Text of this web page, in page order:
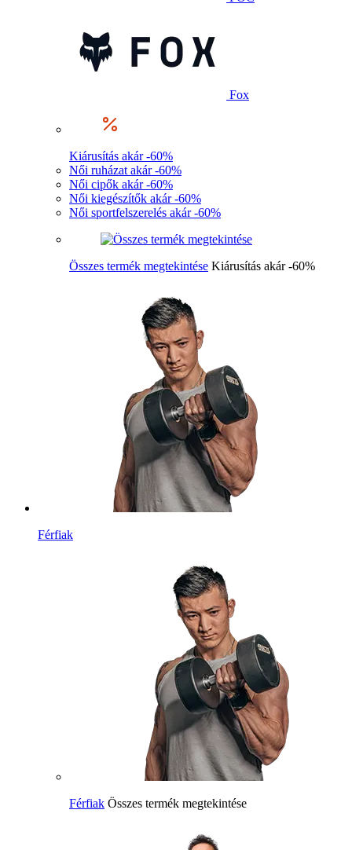
Fox
Kiárusítás akár -60%
Női ruházat akár -60%
Női cipők akár -60%
Női kiegészítők akár -60%
Női sportfelszerelés akár -60%
Összes termék megtekintése Kiárusítás akár -60%
Férfiak
Férfiak Összes termék megtekintése